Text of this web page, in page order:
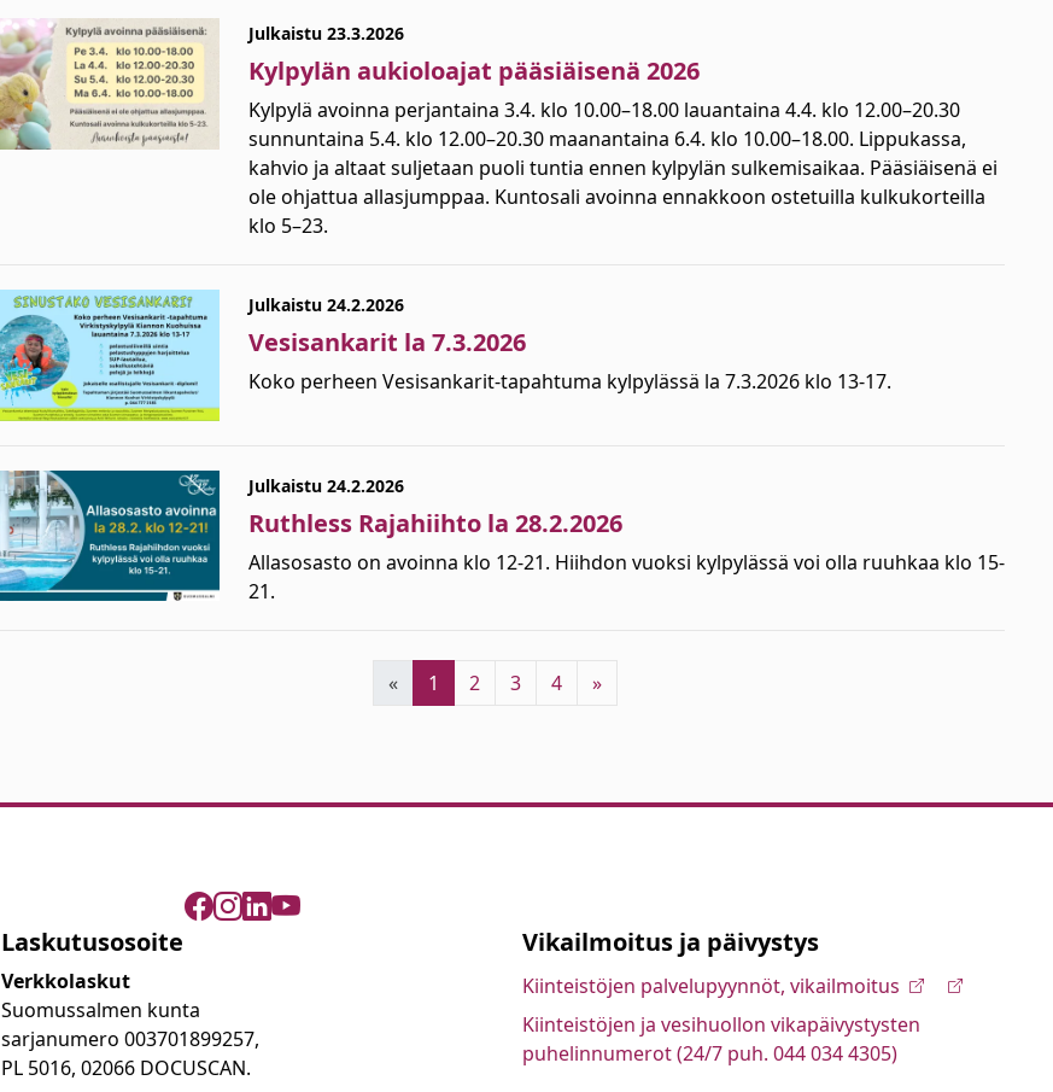
Julkaistu 23.3.2026
Kylpylän aukioloajat pääsiäisenä 2026
Kylpylä avoinna perjantaina 3.4. klo 10.00–18.00 lauantaina 4.4. klo 12.00–20.30
sunnuntaina 5.4. klo 12.00–20.30 maanantaina 6.4. klo 10.00–18.00. Lippukassa,
kahvio ja altaat suljetaan puoli tuntia ennen kylpylän sulkemisaikaa. Pääsiäisenä ei
ole ohjattua allasjumppaa. Kuntosali avoinna ennakkoon ostetuilla kulkukorteilla
klo 5–23.
Julkaistu 24.2.2026
Vesisankarit la 7.3.2026
Koko perheen Vesisankarit-tapahtuma kylpylässä la 7.3.2026 klo 13-17.
Julkaistu 24.2.2026
Ruthless Rajahiihto la 28.2.2026
Allasosasto on avoinna klo 12-21. Hiihdon vuoksi kylpylässä voi olla ruuhkaa klo 15-
21.
« 1 2 3 4 »
Laskutusosoite
Verkkolaskut
Suomussalmen kunta
sarjanumero 003701899257,
PL 5016, 02066 DOCUSCAN.
Vikailmoitus ja päivystys
Kiinteistöjen palvelupyynnöt, vikailmoitus
Kiinteistöjen ja vesihuollon vikapäivystysten
puhelinnumerot (24/7 puh. 044 034 4305)